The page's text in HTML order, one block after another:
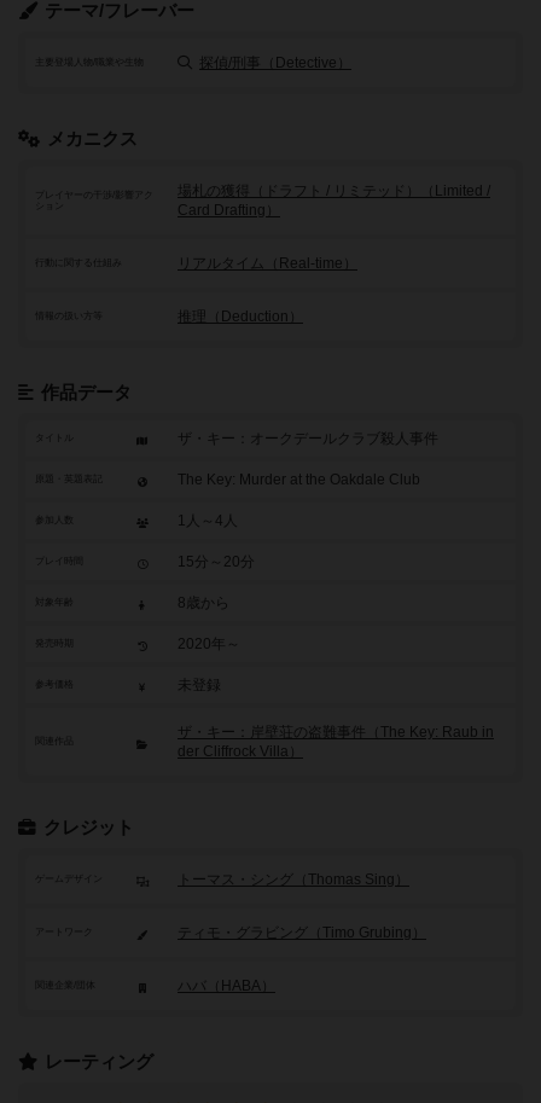
テーマ/フレーバー
探偵/刑事（Detective）
メカニクス
プレイヤーの干渉/影響アク
場札の獲得（ドラフト / リミテッド）（Limited /
Card Drafting）
行動に関する仕組み リアルタイム（Real-time）
推理（Deduction）
作品データ
タイトル ザ・キー：オークデールクラブ殺人事件
The Key: Murder at the Oakdale Club
参加人数 1人～4人
15分～20分
8歳から
2020年～
参考価格 未登録
関連作品
ザ・キー：岸壁荘の盗難事件（The Key: Raub in
der Cliffrock Villa）
クレジット
ゲームデザイン トーマス・シング（Thomas Sing）
アートワーク ティモ・グラビング（Timo Grubing）
ハバ（HABA）
レーティング